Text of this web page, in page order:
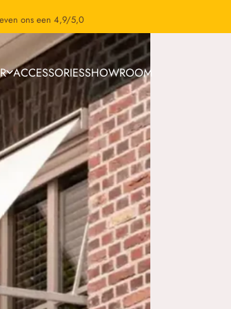
quote within 24 hours
ACCESSORIES
ACCESSORIES
SHOWROOM
SHOWROOM